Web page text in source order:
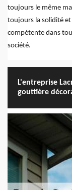
toujours le même
toujours la solidité
compétente dans
société.
L'entreprise
gouttière